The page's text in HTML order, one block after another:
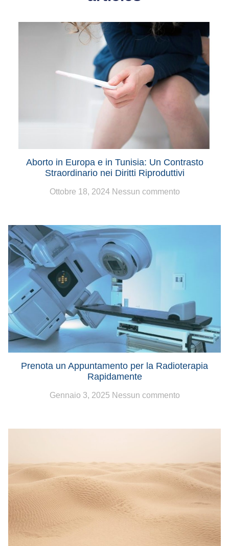
Aborto in Europa e in Tunisia: Un Contrasto
Straordinario nei Diritti Riproduttivi
Ottobre 18, 2024 Nessun commento
Prenota un Appuntamento per la Radioterapia
Rapidamente
Gennaio 3, 2025 Nessun commento